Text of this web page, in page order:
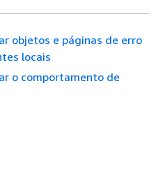
objetos e páginas de erro
locais
o comportamento de